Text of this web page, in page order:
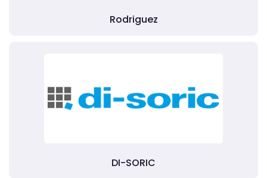
Rodriguez
DI-SORIC